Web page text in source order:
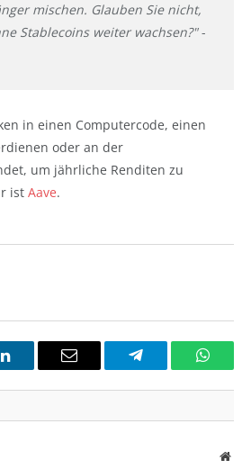
mischen. Glauben Sie nicht,
Stablecoins weiter wachsen?"-
in einen Computercode, einen
oder an der
um jährliche Renditen zu
ist Aave.
LinkedIn Email Telegram